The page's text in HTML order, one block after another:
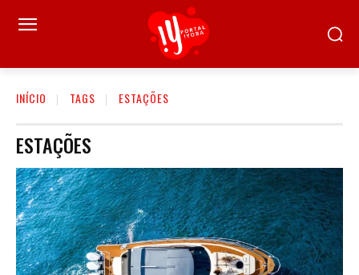
INÍCIO TAGS ESTAÇÕES
ESTAÇÕES